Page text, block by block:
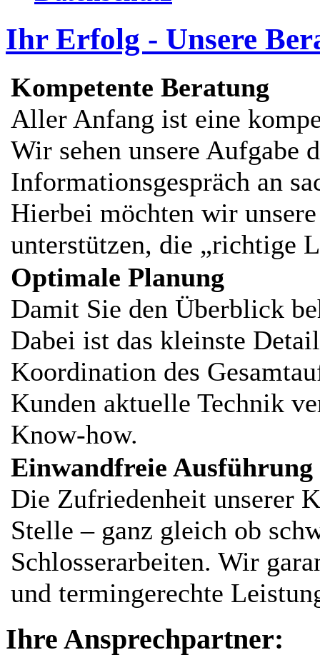
Ihr Erfolg - Unsere
Kompetente Beratung
Aller Anfang ist eine
Wir sehen unsere Aufgabe
Informationsgespräch an
Hierbei möchten wir
unterstützen, die „richtige
Optimale Planung
Damit Sie den Überblick
Dabei ist das kleinste
Koordination des
Kunden aktuelle Technik
Know-how.
Einwandfreie Ausführung
Die Zufriedenheit unserer
Stelle – ganz gleich ob
Schlosserarbeiten. Wir
und termingerechte
Ihre Ansprechpartner: